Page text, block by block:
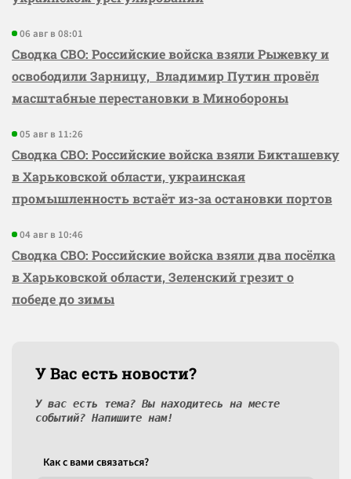
06 авг в 08:01
Сводка СВО: Российские войска взяли Рыжевку и
освободили Зарницу, Владимир Путин провёл
масштабные перестановки в Минобороны
05 авг в 11:26
Сводка СВО: Российские войска взяли Бикташевку
в Харьковской области, украинская
промышленность встаёт из-за остановки портов
04 авг в 10:46
Сводка СВО: Российские войска взяли два посёлка
в Харьковской области, Зеленский грезит о
победе до зимы
У Вас есть новости?
У вас есть тема? Вы находитесь на месте
событий? Напишите нам!
Как c вами связаться?